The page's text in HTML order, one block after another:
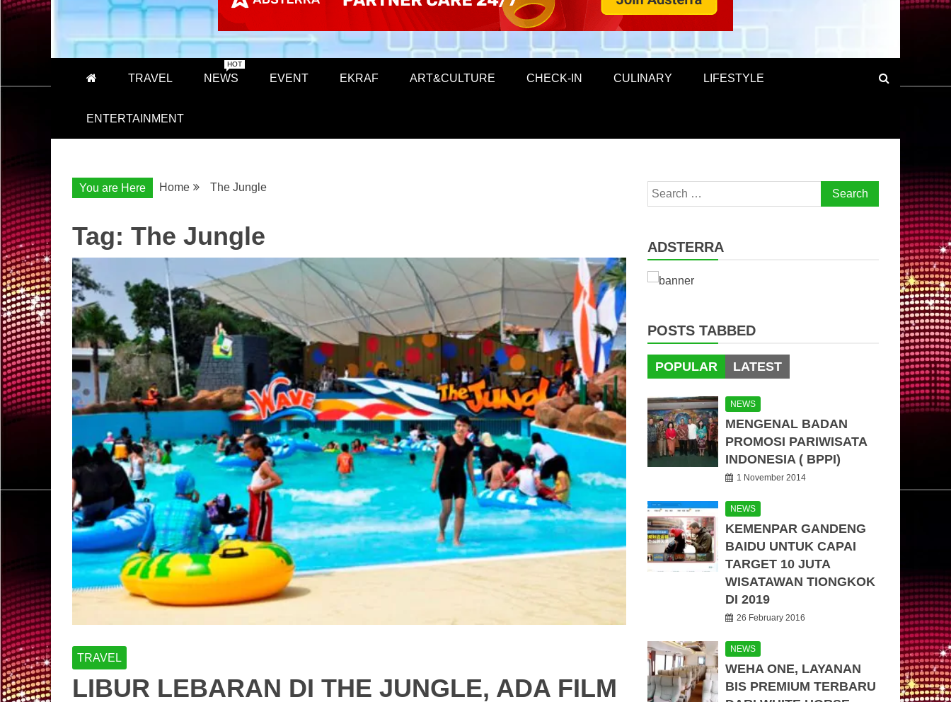
TRAVEL NEWS
HOT
EVENT EKRAF ART&CULTURE CHECK-IN CULINARY LIFESTYLE
ENTERTAINMENT
You are Here Home The Jungle
Tag: The Jungle
TRAVEL
LIBUR LEBARAN DI THE JUNGLE, ADA FILM
Search
for:
ADSTERRA
POSTS TABBED
POPULAR LATEST
NEWS
MENGENAL BADAN
PROMOSI PARIWISATA
INDONESIA ( BPPI)
1 November 2014
NEWS
KEMENPAR GANDENG
BAIDU UNTUK CAPAI
TARGET 10 JUTA
WISATAWAN TIONGKOK
DI 2019
26 February 2016
NEWS
WEHA ONE, LAYANAN
BIS PREMIUM TERBARU